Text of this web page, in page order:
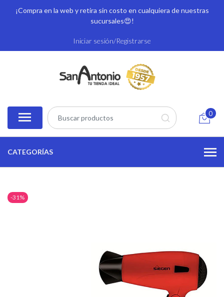
¡Compra en la web y retira sin costo en cualquiera de nuestras
sucursales😍!
Iniciar sesión/Registrarse
0
CATEGORÍAS
-31%